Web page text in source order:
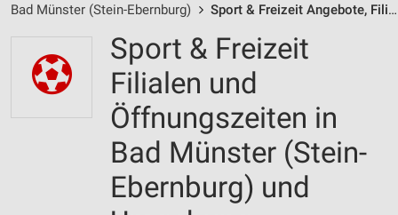
Bad Münster (Stein-Ebernburg) Sport & Freizeit Angebote, Filialen & Öffnungszeiten
Sport & Freizeit
Filialen und
Öffnungszeiten in
Bad Münster (Stein-
Ebernburg) und